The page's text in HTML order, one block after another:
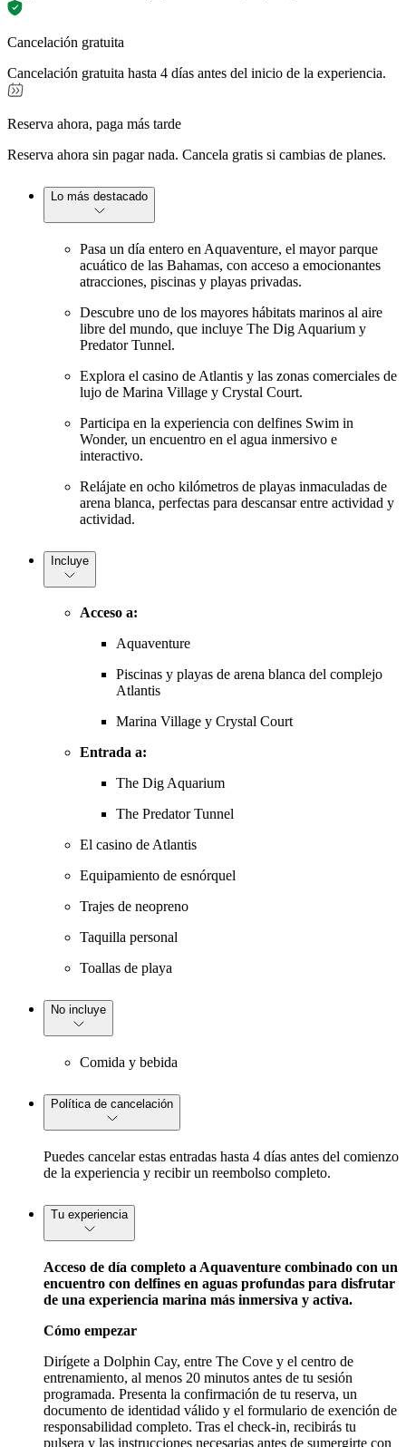
Cancelación gratuita
Cancelación gratuita hasta 4 días antes del inicio de la experiencia.
Reserva ahora, paga más tarde
Reserva ahora sin pagar nada. Cancela gratis si cambias de planes.
Lo más destacado
Pasa un día entero en Aquaventure, el mayor parque
acuático de las Bahamas, con acceso a emocionantes
atracciones, piscinas y playas privadas.
Descubre uno de los mayores hábitats marinos al aire
libre del mundo, que incluye The Dig Aquarium y
Predator Tunnel.
Explora el casino de Atlantis y las zonas comerciales de
lujo de Marina Village y Crystal Court.
Participa en la experiencia con delfines Swim in
Wonder, un encuentro en el agua inmersivo e
interactivo.
Relájate en ocho kilómetros de playas inmaculadas de
arena blanca, perfectas para descansar entre actividad y
actividad.
Incluye
Acceso a:
Aquaventure
Piscinas y playas de arena blanca del complejo
Atlantis
Marina Village y Crystal Court
Entrada a:
The Dig Aquarium
The Predator Tunnel
El casino de Atlantis
Equipamiento de esnórquel
Trajes de neopreno
Taquilla personal
Toallas de playa
No incluye
Comida y bebida
Política de cancelación
Puedes cancelar estas entradas hasta 4 días antes del comienzo
de la experiencia y recibir un reembolso completo.
Tu experiencia
Acceso de día completo a Aquaventure combinado con un
encuentro con delfines en aguas profundas para disfrutar
de una experiencia marina más inmersiva y activa.
Cómo empezar
Dirígete a Dolphin Cay, entre The Cove y el centro de
entrenamiento, al menos 20 minutos antes de tu sesión
programada. Presenta la confirmación de tu reserva, un
documento de identidad válido y el formulario de exención de
responsabilidad completo. Tras el check-in, recibirás tu
pulsera y las instrucciones necesarias antes de sumergirte con